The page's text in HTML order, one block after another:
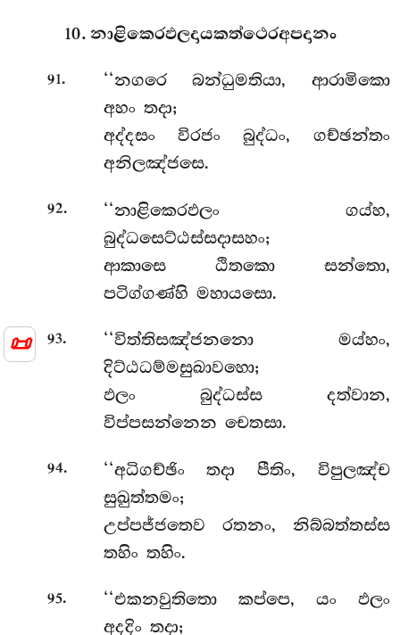
📜
10. නාළිකෙරඵලදායකත්ථෙරඅපදානං
91. ‘‘නගරෙබන්ධුමතියා, ආරාමිකො
අහං තදා;
අද්දසං විරජං බුද්ධං, ගච්ඡන්තං
අනිලඤ්ජසෙ.
92.
‘‘නාළිකෙරඵලං ගය්හ,
බුද්ධසෙට්ඨස්සදාසහං;
ආකාසෙ ඨිතකො සන්තො,
පටිග්ගණ්හි මහායසො.
93. ‘‘විත්තිසඤ්ජනනො මය්හං,
දිට්ඨධම්මසුඛාවහො;
ඵලං බුද්ධස්ස දත්වාන,
විප්පසන්නෙන චෙතසා.
94.
‘‘අධිගච්ඡිං තදා පීතිං, විපුලඤ්ච
සුඛුත්තමං;
උප්පජ්ජතෙව රතනං, නිබ්බත්තස්ස
තහිං තහිං.
95.
‘‘එකනවුතිතො කප්පෙ, යං ඵලං
අදදිං තදා;